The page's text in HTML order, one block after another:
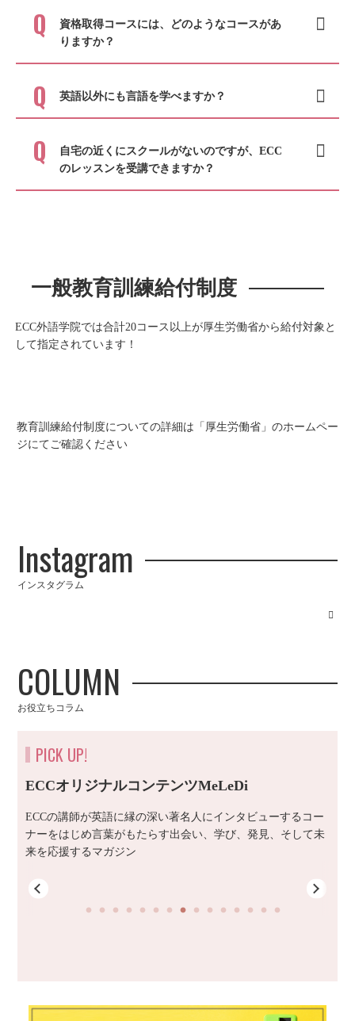
資格取得コースには、どのようなコースがあ
りますか？
英語以外にも言語を学べますか？
自宅の近くにスクールがないのですが、ECC
のレッスンを受講できますか？
一般教育訓練給付制度
ECC外語学院では合計20コース以上が厚生労働省から給付対象と
して指定されています！
教育訓練給付制度についての詳細は「厚生労働省」のホームペー
ジにてご確認ください
Instagram
インスタグラム
COLUMN
お役立ちコラム
PICK UP!
ECCオリジナルコンテンツMeLeDi
ECCの講師が英語に縁の深い著名人にインタビューするコー
ナーをはじめ言葉がもたらす出会い、学び、発見、そして未
来を応援するマガジン